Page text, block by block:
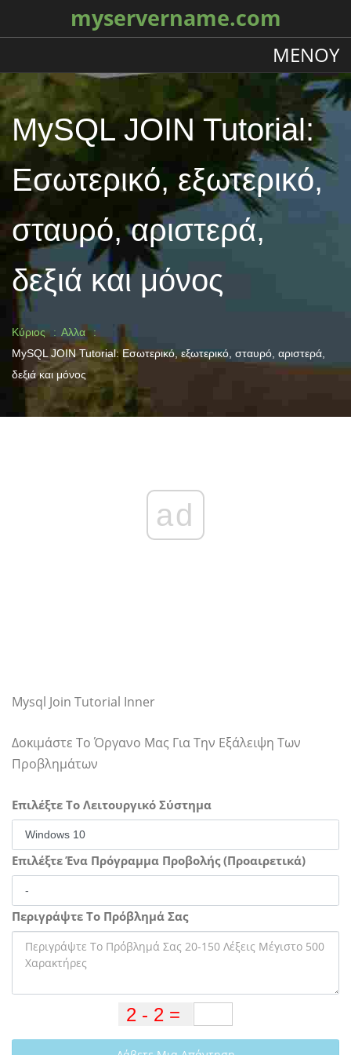
myservername.com
ΜΕΝΟΎ
MySQL JOIN Tutorial:
Εσωτερικό, εξωτερικό,
σταυρό, αριστερά,
δεξιά και μόνος
Κύριος
Αλλα
MySQL JOIN Tutorial: Εσωτερικό, εξωτερικό, σταυρό, αριστερά,
δεξιά και μόνος
ad
Mysql Join Tutorial Inner
Δοκιμάστε Το Όργανο Μας Για Την Εξάλειψη Των
Προβλημάτων
Επιλέξτε Το Λειτουργικό Σύστημα
Επιλέξτε Ένα Πρόγραμμα Προβολής (Προαιρετικά)
Περιγράψτε Το Πρόβλημά Σας